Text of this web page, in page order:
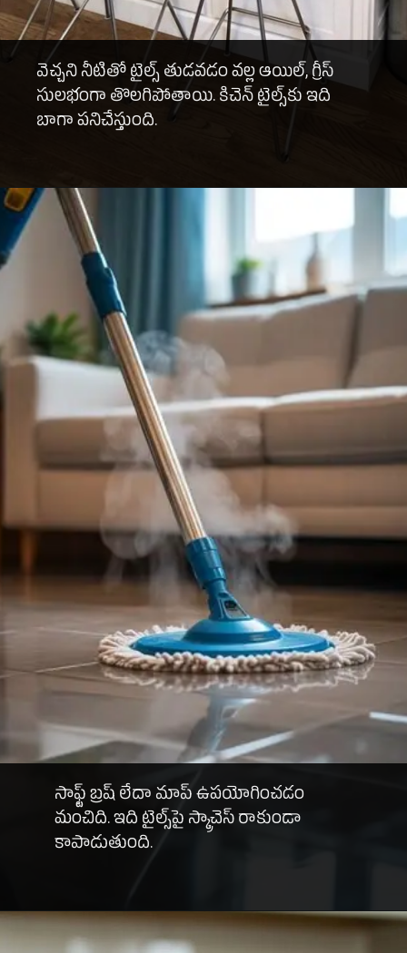
వెచ్చని నీటితో టైల్స్ తుడవడం వల్ల ఆయిల్, గ్రీస్
సులభంగా తొలగిపోతాయి. కిచెన్ టైల్స్‌కు ఇది
సాఫ్ట్ బ్రష్ లేదా మాప్ ఉపయోగించడం
మంచిది. ఇది టైల్స్‌పై స్క్రాచెస్ రాకుండా